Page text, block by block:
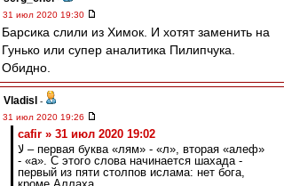
31 июл 2020 19:30
Барсика слили из Химок. И хотят заменить на
Гунько или супер аналитика Пилипчука.
Обидно.
Vladisl
-
31 июл 2020 19:26
cafir » 31 июл 2020 19:02
لا – первая буква «лям» - «л», вторая «алеф»
- «а». С этого слова начинается шахада -
первый из пяти столпов ислама: нет бога,